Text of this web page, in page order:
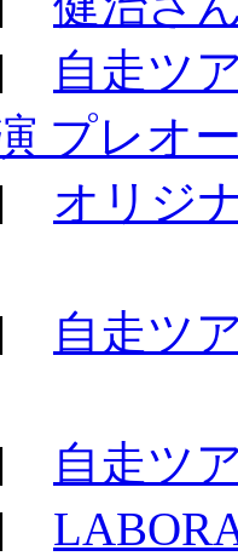
自走ツ
プレオ
オリジ
自走ツ
自走ツ